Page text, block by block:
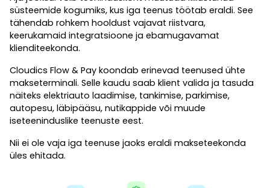
süsteemide kogumiks, kus iga teenus töötab eraldi. See
tähendab rohkem hooldust vajavat riistvara,
keerukamaid integratsioone ja ebamugavamat
klienditeekonda.
Cloudics Flow & Pay koondab erinevad teenused ühte
makseterminali. Selle kaudu saab klient valida ja tasuda
näiteks elektriauto laadimise, tankimise, parkimise,
autopesu, läbipääsu, nutikappide või muude
iseteeninduslike teenuste eest.
Nii ei ole vaja iga teenuse jaoks eraldi makseteekonda
üles ehitada.